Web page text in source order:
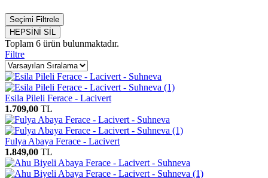
Seçimi Filtrele
HEPSİNİ SİL
Toplam 6 ürün bulunmaktadır.
Filtre
Esila Pileli Ferace - Lacivert
1.709,00 TL
Fulya Abaya Ferace - Lacivert
1.849,00 TL